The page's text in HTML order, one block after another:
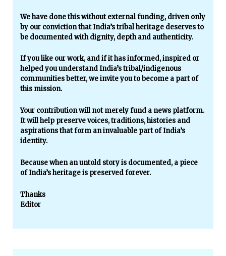
We have done this without external funding, driven only
by our conviction that India’s tribal heritage deserves to
be documented with dignity, depth and authenticity.
If you like our work, and if it has informed, inspired or
helped you understand India’s tribal/indigenous
communities better, we invite you to become a part of
this mission.
Your contribution will not merely fund a news platform.
It will help preserve voices, traditions, histories and
aspirations that form an invaluable part of India’s
identity.
Because when an untold story is documented, a piece
of India’s heritage is preserved forever.
Thanks
Editor